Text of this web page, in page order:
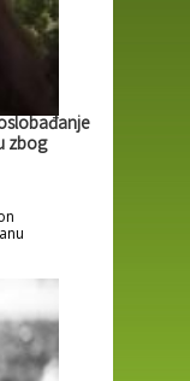
zbog